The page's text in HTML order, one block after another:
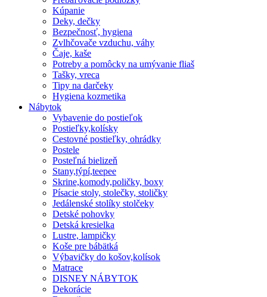
Kúpanie
Deky, dečky
Bezpečnosť, hygiena
Zvlhčovače vzduchu, váhy
Čaje, kaše
Potreby a pomôcky na umývanie fliaš
Tašky, vreca
Tipy na darčeky
Hygiena kozmetika
Nábytok
Vybavenie do postieľok
Postieľky,kolísky
Cestovné postieľky, ohrádky
Postele
Posteľná bielizeň
Stany,týpí,teepee
Skrine,komody,poličky, boxy
Písacie stoly, stolečky, stoličky
Jedálenské stolíky stolčeky
Detské pohovky
Detská kresielka
Lustre, lampičky
Koše pre bábätká
Výbavičky do košov,kolísok
Matrace
DISNEY NÁBYTOK
Dekorácie